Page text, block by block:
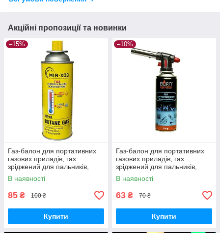
Акційні пропозиції та новинки
–15%
Газ-балон для портативних
газових приладів, газ
зріджений для пальників,
MIR-XOЗ 450 мл BUTAN
В наявності
85 ₴ 100 ₴
Купити
–10%
Газ-балон для портативних
газових приладів, газ
зріджений для пальників,
Burn Gas 220 мл
В наявності
63 ₴ 70 ₴
Купити